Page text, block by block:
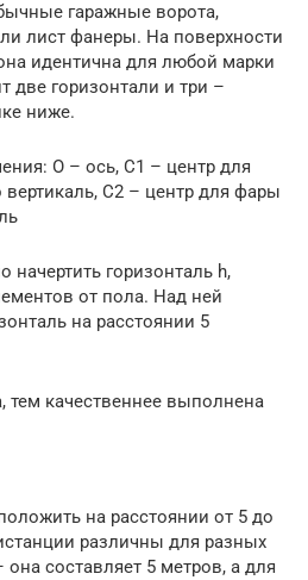
гаражные ворота,
лист фанеры. На поверхности
идентична для любой марки
две горизонтали и три –
ниже.
О – ось, С1 – центр для
вертикаль, С2 – центр для фары
горизонталь h,
от пола. Над ней
на расстоянии 5
тем качественнее выполнена
на расстоянии от 5 до
различны для разных
составляет 5 метров, а для